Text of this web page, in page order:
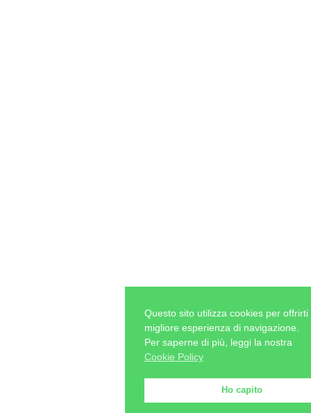
Questo sito utilizza cookies per offrirti
migliore esperienza di navigazione.
Per saperne di più, leggi la nostra
Cookie Policy
Ho capito